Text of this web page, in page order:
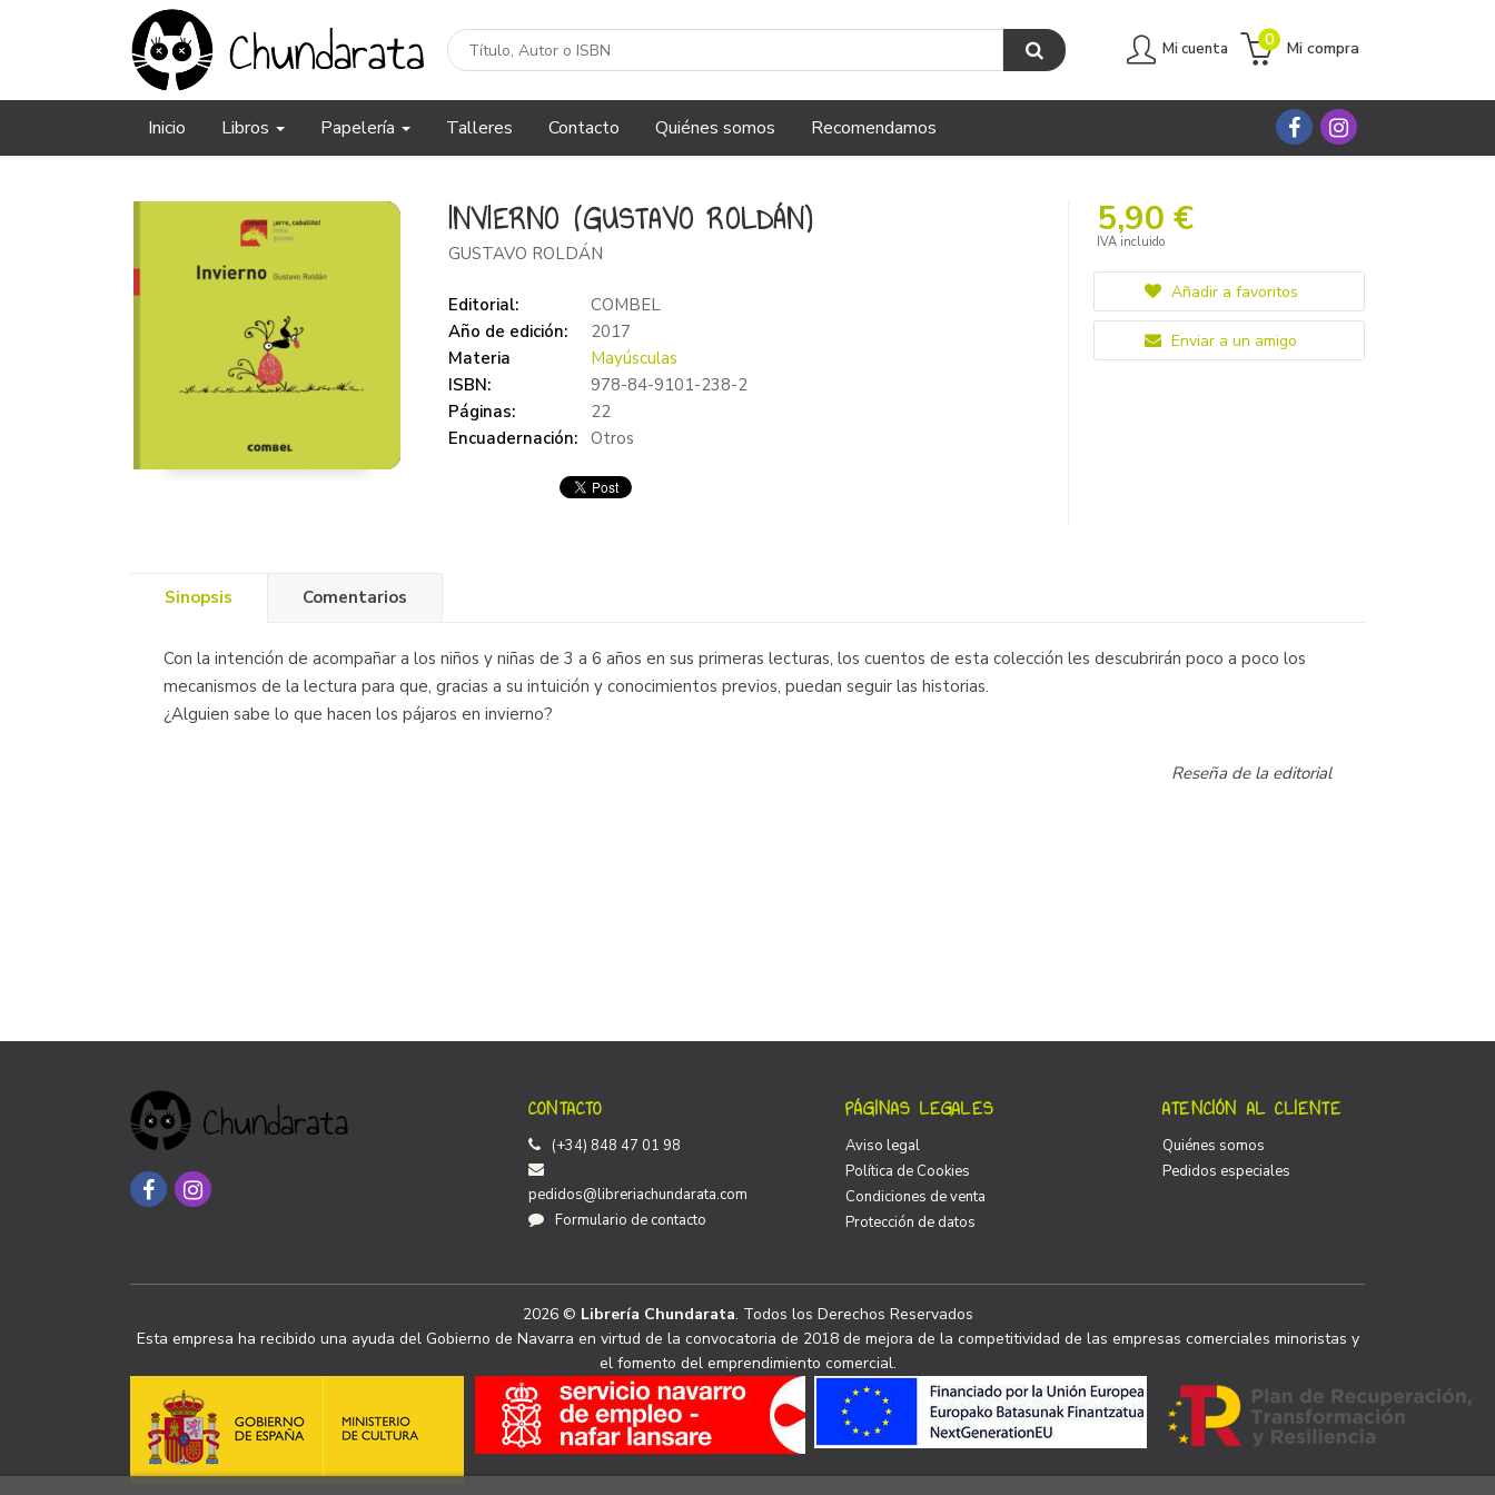
Mi cuenta Mi compra
0
Inicio Libros Papelería Talleres Contacto Quiénes somos Recomendamos
INVIERNO (GUSTAVO ROLDÁN)
GUSTAVO ROLDÁN
Editorial:
COMBEL
Año de edición:
2017
Materia
Mayúsculas
ISBN:
978-84-9101-238-2
Páginas:
22
Encuadernación:
Otros
5,90 €
IVA incluido
Añadir a favoritos
Enviar a un amigo
Sinopsis Comentarios
Con la intención de acompañar a los niños y niñas de 3 a 6 años en sus primeras lecturas, los cuentos de esta colección les descubrirán poco a poco los
mecanismos de la lectura para que, gracias a su intuición y conocimientos previos, puedan seguir las historias.
¿Alguien sabe lo que hacen los pájaros en invierno?
Reseña de la editorial
CONTACTO
(+34) 848 47 01 98
pedidos@libreriachundarata.com
Formulario de contacto
PÁGINAS LEGALES
Aviso legal
Política de Cookies
Condiciones de venta
Protección de datos
ATENCIÓN AL CLIENTE
Quiénes somos
Pedidos especiales
2026 © Librería Chundarata. Todos los Derechos Reservados
Esta empresa ha recibido una ayuda del Gobierno de Navarra en virtud de la convocatoria de 2018 de mejora de la competitividad de las empresas comerciales minoristas y
el fomento del emprendimiento comercial.